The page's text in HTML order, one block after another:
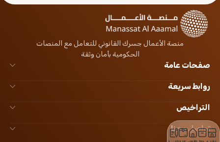
منصة الأعمال جسرك القانوني للتعامل مع المنصات
الحكومية بأمان وثقة
صفحات عامة
روابط سريعة
التراخيص
تواصل معنا